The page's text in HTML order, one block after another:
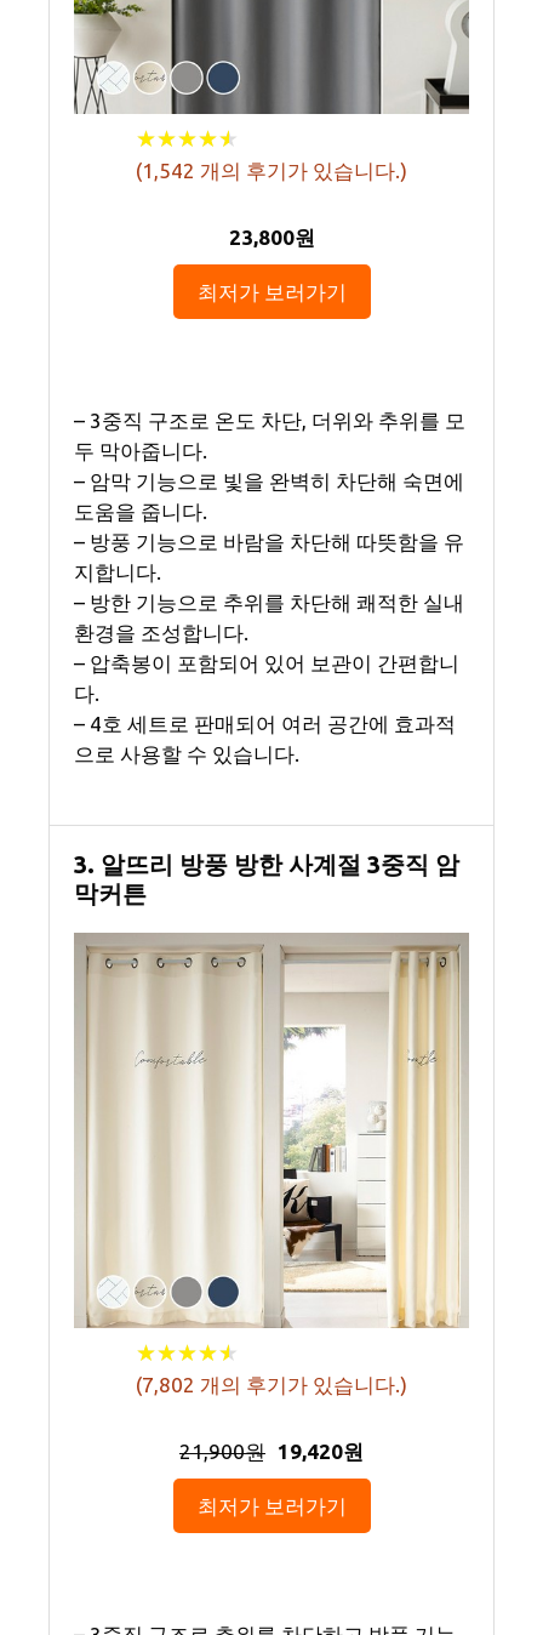
★★★★★
★★★★★
(1,542 개의 후기가 있습니다.)
23,800원
최저가 보러가기
– 3중직 구조로 온도 차단, 더위와 추위를 모
두 막아줍니다.
– 암막 기능으로 빛을 완벽히 차단해 숙면에
도움을 줍니다.
– 방풍 기능으로 바람을 차단해 따뜻함을 유
지합니다.
– 방한 기능으로 추위를 차단해 쾌적한 실내
환경을 조성합니다.
– 압축봉이 포함되어 있어 보관이 간편합니
다.
– 4호 세트로 판매되어 여러 공간에 효과적
으로 사용할 수 있습니다.
3. 알뜨리 방풍 방한 사계절 3중직 암
막커튼
★★★★★
★★★★★
(7,802 개의 후기가 있습니다.)
21,900원 19,420원
최저가 보러가기